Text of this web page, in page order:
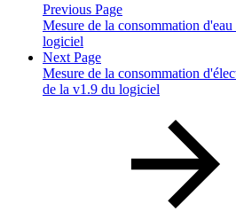
Previous Page
Mesure de la consommation
logiciel
Next Page
Mesure de la consommation
de la v1.9 du logiciel